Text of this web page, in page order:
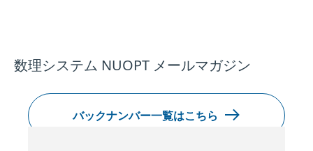
数理システム NUOPT メールマガジン
バックナンバー一覧はこちら